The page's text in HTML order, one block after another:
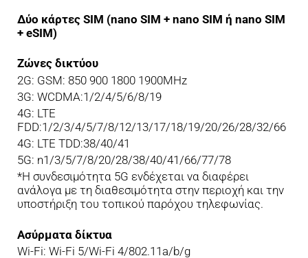
Δύο κάρτες SIM (nano SIM + nano SIM ή nano SIM
+ eSIM)
Ζώνες δικτύου
2G: GSM: 850 900 1800 1900MHz
3G: WCDMA:1/2/4/5/6/8/19
4G: LTE
FDD:1/2/3/4/5/7/8/12/13/17/18/19/20/26/28/32/66
4G: LTE TDD:38/40/41
5G: n1/3/5/7/8/20/28/38/40/41/66/77/78
*Η συνδεσιμότητα 5G ενδέχεται να διαφέρει
ανάλογα με τη διαθεσιμότητα στην περιοχή και την
υποστήριξη του τοπικού παρόχου τηλεφωνίας.
Ασύρματα δίκτυα
Wi-Fi: Wi-Fi 5/Wi-Fi 4/802.11a/b/g